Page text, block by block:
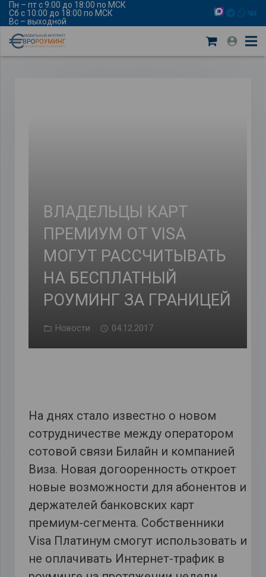
Пн – пт с 9:00 до 18:00 по МСК
Сб с 10:00 до 18:00 по МСК
Вс – выходной
ВЛАДЕЛЬЦЫ КАРТ
ПРЕМИУМ ОТ VISA
МОГУТ РАССЧИТЫВАТЬ
НА БЕСПЛАТНЫЙ
РОУМИНГ ЗА ГРАНИЦЕЙ
Новости 04.12.2017
На днях стало известно о новом
сотрудничестве между оператором
сотовой связи Билайн и компанией
Виза. Новая догооренность откроет
новые возможности для абонентов и
держателей банковских карт
премиум-сегмента. Собственники
Visa Платинум смогут использовать и
не оплачивать Интернет-трафик в